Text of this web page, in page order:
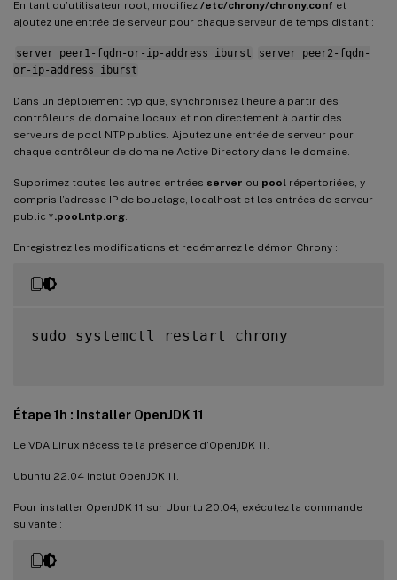
En tant qu’utilisateur root, modifiez /etc/chrony/chrony.conf et
ajoutez une entrée de serveur pour chaque serveur de temps distant :
server peer1-fqdn-or-ip-address iburst
server peer2-fqdn-
or-ip-address iburst
Dans un déploiement typique, synchronisez l’heure à partir des
contrôleurs de domaine locaux et non directement à partir des
serveurs de pool NTP publics. Ajoutez une entrée de serveur pour
chaque contrôleur de domaine Active Directory dans le domaine.
Supprimez toutes les autres entrées server ou pool répertoriées, y
compris l’adresse IP de bouclage, localhost et les entrées de serveur
public *.pool.ntp.org
Enregistrez les modifications et redémarrez le démon Chrony :
sudo systemctl restart chrony
Étape 1h : Installer OpenJDK 11
Le VDA Linux nécessite la présence d’OpenJDK 11.
Ubuntu 22.04 inclut OpenJDK 11.
Pour installer OpenJDK 11 sur Ubuntu 20.04, exécutez la commande
suivante :